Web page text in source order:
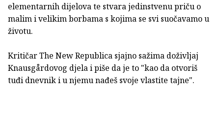
elementarnih dijelova te stvara jedinstvenu priču o
malim i velikim borbama s kojima se svi suočavamo u
životu.
Kritičar The New Republica sjajno sažima doživljaj
Knausgårdovog djela i piše da je to "kao da otvoriš
tuđi dnevnik i u njemu nađeš svoje vlastite tajne".